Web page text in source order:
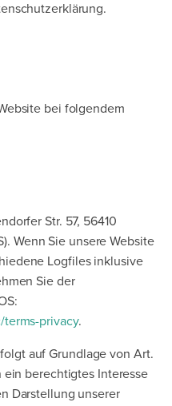
bei folgendem
Str. 57, 56410
Wenn Sie unsere Website
Logfiles inklusive
Sie der
privacy.
auf Grundlage von Art.
ein berechtigtes Interesse
Darstellung unserer